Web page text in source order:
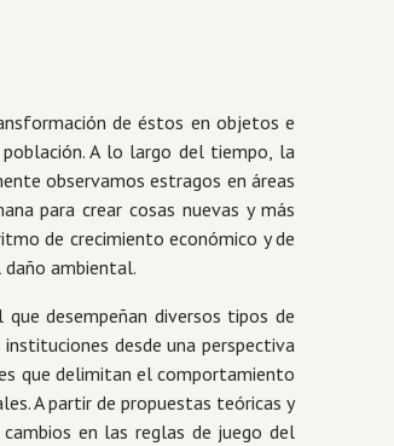
de éstos en objetos e
A lo largo del tiempo, la
observamos estragos en áreas
para crear cosas nuevas y más
de crecimiento económico y de
ambiental.
desempeñan diversos tipos de
desde una perspectiva
que delimitan el comportamiento
A partir de propuestas teóricas y
en las reglas de juego del